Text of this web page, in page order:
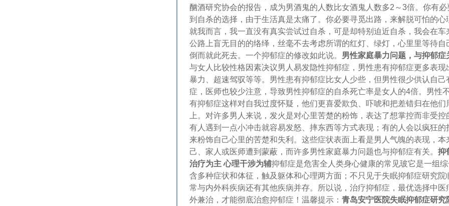
酗酒研究协会的报告，成为男酒鬼的人数比女酒鬼人数多2～3倍。你有
到自杀的选择，由于生活真是太痛了。你必要寻觅出路，来解脱可怕的心
就我而言，我一直没有真实尝试过自杀，可是却特别迫近自杀，我会在车
公路上盲无目的的络绎，丝毫不去考虑所谓的红灯、绿灯，心里里等待自
倒而就此死去。一个抑郁症的修改如此说。 男性家庭暴力问题，与抑郁症
与女人比较性格因素决议男人易发隐性抑郁症，男性患有抑郁症更多表现
暴力、超速驾驭等等。男性患有抑郁症比女人少些，但男性很少供认自己
症，医师也较少注意，导致男性抑郁症的自杀死亡率是女人的4倍。男性
有抑郁症这样对自我过度怀疑，他们更喜爱欺负、吓唬和把差错归在他们
上。对许多男人来说，发火是对心里苦楚的粉饰，表达了想掌控而非受控
有人遇到一点小冲击就容易发怒、摔东西等方式表现；有的人会以疯狂的
来粉饰自己心里的苦楚和失利。这些症状表面上看是男人气魄的表现，本
己、家人或医师遭到蒙蔽，而许多男性家庭暴力问题也与抑郁症有关。 抑
治疗为主 心理干涉为辅抑郁症是危害全人类身心健康的常见玻它是一组
含多种症状和体征，触及躯体和心理两方面；不只见于失眠抑郁症研究院
常与内外科疾病还有其他疾病并存。所以说，治疗抑郁症，最优选择中医
外兼治，才能彻底治愈抑郁症！温馨提示： 青岛安宁医院失眠抑郁症研究